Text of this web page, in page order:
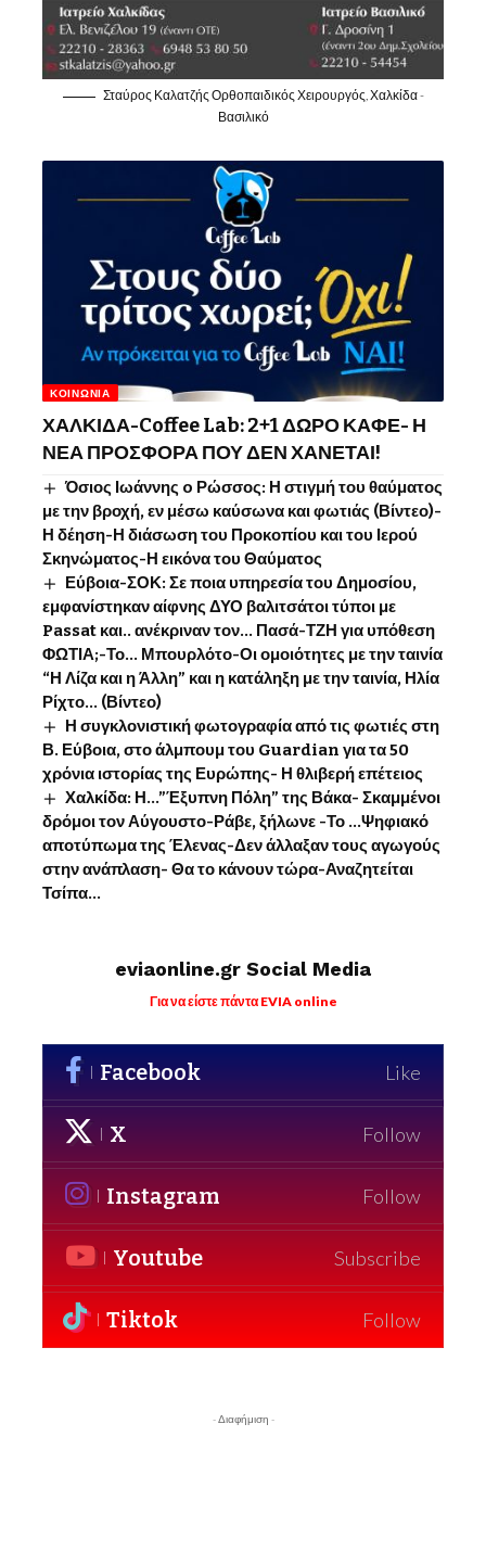
Σταύρος Καλατζής Ορθοπαιδικός Χειρουργός, Χαλκίδα -
Βασιλικό
ΚΟΙΝΩΝΊΑ
ΧΑΛΚΙΔΑ-Coffee Lab: 2+1 ΔΩΡΟ ΚΑΦΕ- Η
ΝΕΑ ΠΡΟΣΦΟΡΑ ΠΟΥ ΔΕΝ ΧΑΝΕΤΑΙ!
Όσιος Ιωάννης o Ρώσσος: Η στιγμή του θαύματος
με την βροχή, εν μέσω καύσωνα και φωτιάς (Βίντεο)-
Η δέηση-Η διάσωση του Προκοπίου και του Ιερού
Σκηνώματος-Η εικόνα του Θαύματος
Εύβοια-ΣΟΚ: Σε ποια υπηρεσία του Δημοσίου,
εμφανίστηκαν αίφνης ΔΥΟ βαλιτσάτοι τύποι με
Passat και.. ανέκριναν τον… Πασά-ΤΖΗ για υπόθεση
ΦΩΤΙΑ;-Το… Μπουρλότο-Οι ομοιότητες με την ταινία
“Η Λίζα και η Άλλη” και η κατάληξη με την ταινία, Ηλία
Ρίχτο… (Βίντεο)
Η συγκλονιστική φωτογραφία από τις φωτιές στη
Β. Εύβοια, στο άλμπουμ του Guardian για τα 50
χρόνια ιστορίας της Ευρώπης- Η θλιβερή επέτειος
Χαλκίδα: Η…”Έξυπνη Πόλη” της Βάκα- Σκαμμένοι
δρόμοι τον Αύγουστο-Ράβε, ξήλωνε -Το …Ψηφιακό
αποτύπωμα της Έλενας-Δεν άλλαξαν τους αγωγούς
στην ανάπλαση- Θα το κάνουν τώρα-Αναζητείται
Τσίπα…
eviaonline.gr Social Media
Για να είστε πάντα EVIA online
Facebook Like
X Follow
Instagram Follow
Youtube Subscribe
Tiktok Follow
- Διαφήμιση -